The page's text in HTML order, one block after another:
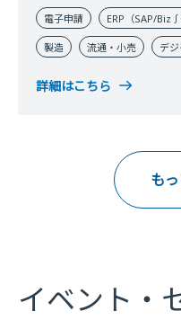
電子申請 ERP（SAP/Biz∫
製造 流通・小売 デ
詳細はこちら
も
イベント・